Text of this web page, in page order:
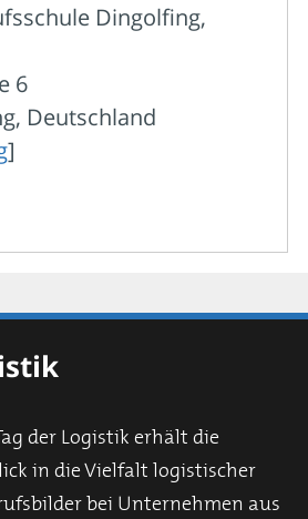
Dingolfing,
6
Deutschland
]
der Logistik erhält die
in die Vielfalt logistischer
bei Unternehmen aus